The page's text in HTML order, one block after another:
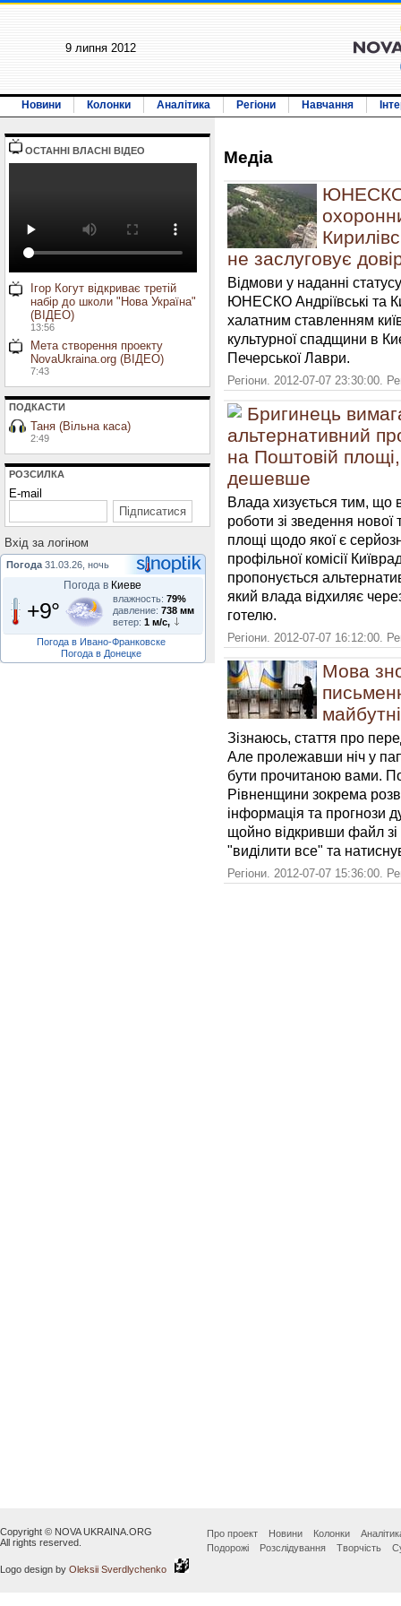
9 липня 2012
Новини Колонки Аналітика Регіони Навчання
ОСТАННI ВЛАСНI ВIДЕО
Ігор Когут відкриває третій
набір до школи "Нова Україна"
(ВІДЕО)
13:56
Мета створення проекту
NovaUkraina.org (ВІДЕО)
7:43
ПОДКАСТИ
Таня (Вільна каса)
2:49
РОЗСИЛКА
E-mail
Вхiд за логiном
Погода 31.03.26, ночь
Погода в Киеве
+9° влажность: 79%
давление: 738 мм
ветер: 1 м/с,
Погода в Ивано-Франковске
Погода в Донецке
Медiа
ЮНЕСКО
не заслуговує
Відмови у наданні
ЮНЕСКО Андріївські та
халатним ставленням
культурної спадщини в
Печерської Лаври.
Регіони. 2012-07-07 23:30:00.
Бригинець
альтернативний
на Поштовій
дешевше
Влада хизується тим, що
роботи зі зведення нової
площі щодо якої є
профільної комісії
пропонується
який влада відхиляє
готелю.
Регіони. 2012-07-07 16:12:00.
Мова
Зізнаюсь, стаття про
Але пролежавши ніч у
бути прочитаною вами.
Рівненщини зокрема
інформація та прогнози
щойно відкривши файл
"виділити все" та
Регіони. 2012-07-07 15:36:00.
Copyright © NOVA UKRAINA.ORG
All rights reserved.
Logo design by Oleksii Sverdlychenko
Про проект Новини Колонки
Подорожі
Розслідування Творчість